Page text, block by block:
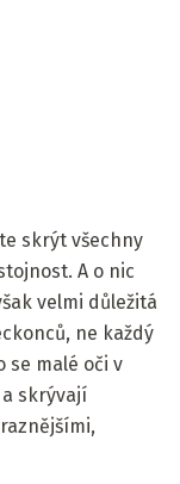
skrýt všechny
A o nic
velmi důležitá
ne každý
se malé oči v
skrývají